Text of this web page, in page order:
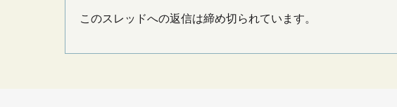
このスレッドへの返信は締め切られています。